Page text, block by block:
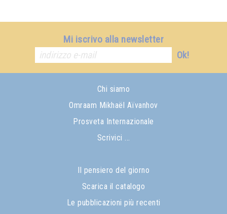
Mi iscrivo alla newsletter
Ok!
Chi siamo
Omraam Mikhaël Aïvanhov
Prosveta Internazionale
Scrivici ...
Il pensiero del giorno
Scarica il catalogo
Le pubblicazioni più recenti